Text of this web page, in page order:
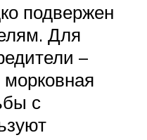
подвержен
Для
–
с